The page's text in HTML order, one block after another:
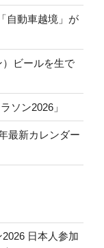
自動車越境」が
ビールを生で
ソン2026」
最新カレンダー
日本人参加